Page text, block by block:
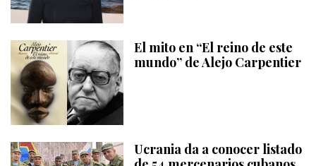
El mito en “El reino de este
mundo” de Alejo Carpentier
Ucrania da a conocer listado